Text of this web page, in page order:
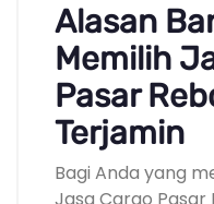
Alasan
Memilih
Pasar
Terjamin
Bagi Anda yang
Jasa Cargo Pasar